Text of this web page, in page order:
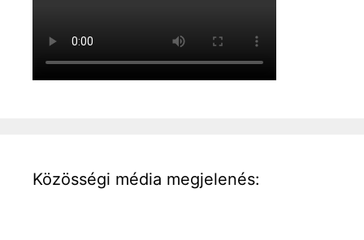
Közösségi média megjelenés: